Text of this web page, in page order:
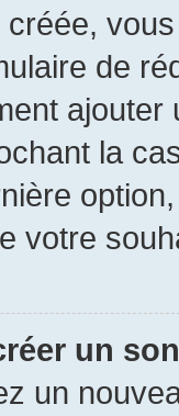
créée,
de
la
votre
un
un